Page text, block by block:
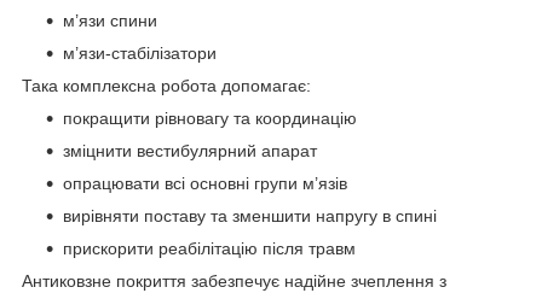
м’язи спини
м’язи-стабілізатори
Така комплексна робота допомагає:
покращити рівновагу та координацію
зміцнити вестибулярний апарат
опрацювати всі основні групи м’язів
вирівняти поставу та зменшити напругу в спині
прискорити реабілітацію після травм
Антиковзне покриття забезпечує надійне зчеплення з